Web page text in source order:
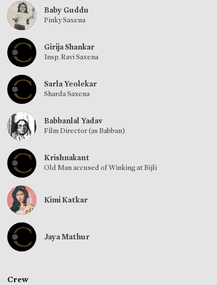
Baby Guddu
Pinky Saxena
Girija Shankar
Insp. Ravi Saxena
Sarla Yeolekar
Sharda Saxena
Babbanlal Yadav
Film Director (as Babban)
Krishnakant
Old Man accused of Winking at Bijli
Kimi Katkar
Jaya Mathur
Crew